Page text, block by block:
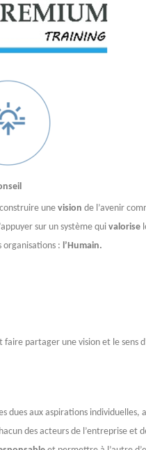
une vision de l’avenir
sur un système qui valorise
organisations : l’Humain.
partager une vision et le sens
dues aux aspirations individuelles,
des acteurs de l’entreprise et